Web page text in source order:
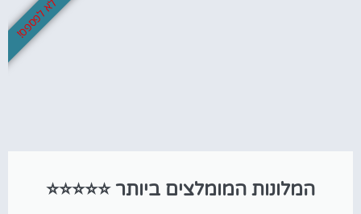
המלונות המומלצים ביותר ⭐⭐⭐⭐⭐
לא לפספס!